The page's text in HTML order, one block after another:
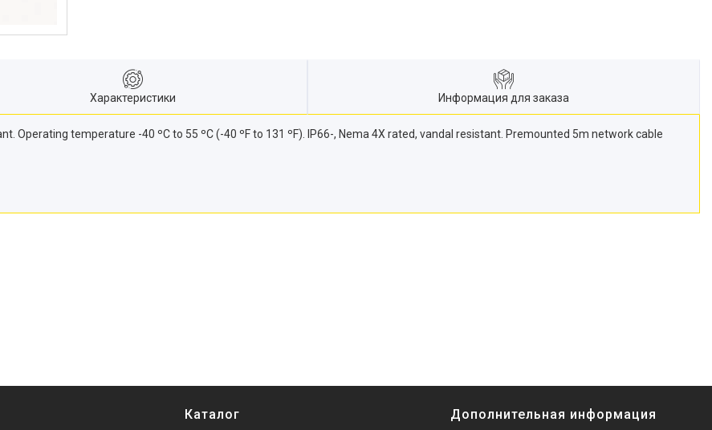
Характеристики Информация для заказа
Operating temperature -40 ºC to 55 ºC (-40 ºF to 131 ºF). IP66-, Nema 4X rated, vandal resistant. Premounted 5m network cable
Каталог Дополнительная информация